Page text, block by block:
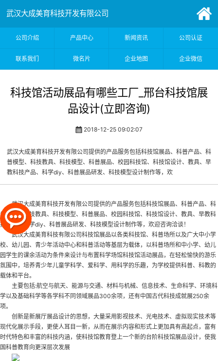
武汉大成美育科技开发有限公司
公司介绍 产品中心 新闻资讯 公司认证
联系我们 微名片 企业地图 企业微信
科技馆活动展品有哪些工厂_邢台科技馆展
品设计(立即咨询)
2018-12-25 09:02:07
武汉大成美育科技开发有限公司提供的产品服务包括科技馆展品、科普产品、科
普模型、科技教具、科技模型、科普展品、校园科技馆、科技馆设计、教具、早
教科技产品、科学diy、科普展品研发、科技模型设计制作等，欢
武汉大成美育科技开发有限公司提供的产品服务包括科技馆展品、科普产品、科
普模型、科技教具、科技模型、科普展品、校园科技馆、科技馆设计、教具、早教科
技产品、科学diy、科普展品研发、科技模型设计制作等，欢迎咨询洽谈！
武汉大成美育科技有限公司科技馆展品以各类科技馆、科普场所以及广大中小学
校、幼儿园、青少年活动中心和科普活动等基层为载体，以科普场所和中小学、幼儿
园学生的课余活动为条件来设计与布置科学场馆科技馆活动展品 ，在轻松愉快的游乐
氛围中，培养青少年儿童学科学、爱科学、用科学的乐趣，为学校提供科普、科教的
载体和平台。
主要包括:航空与航天、能源与交通、材料与机械、信息技术、生命科学、环境科
学以及基础科学等各学科不同领域展品300余项，还有中国古代科技成就展250余
项。
创新是新展厅展品设计的思想，大量采用影视技术、光电技术、虚拟现实技术等
现代化展示手段，更使人耳目一新，从而在展示内容和形式上更加具有高起点，富有
时代特色和丰富的科技内涵，使科技馆教育登上一个新的台阶科技馆展品设计，使我
国科普教育向更深层次发展